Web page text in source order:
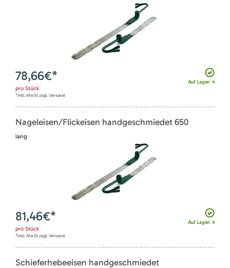
Auf Lager: 4
78,66€*
pro Stück
*inkl. MwSt zzgl. Versand
Nageleisen/Flickeisen handgeschmiedet 650
lang
Auf Lager: 4
81,46€*
pro Stück
*inkl. MwSt zzgl. Versand
Schieferhebeeisen handgeschmiedet